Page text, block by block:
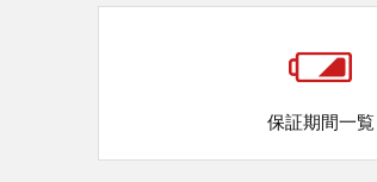
保証期間一覧